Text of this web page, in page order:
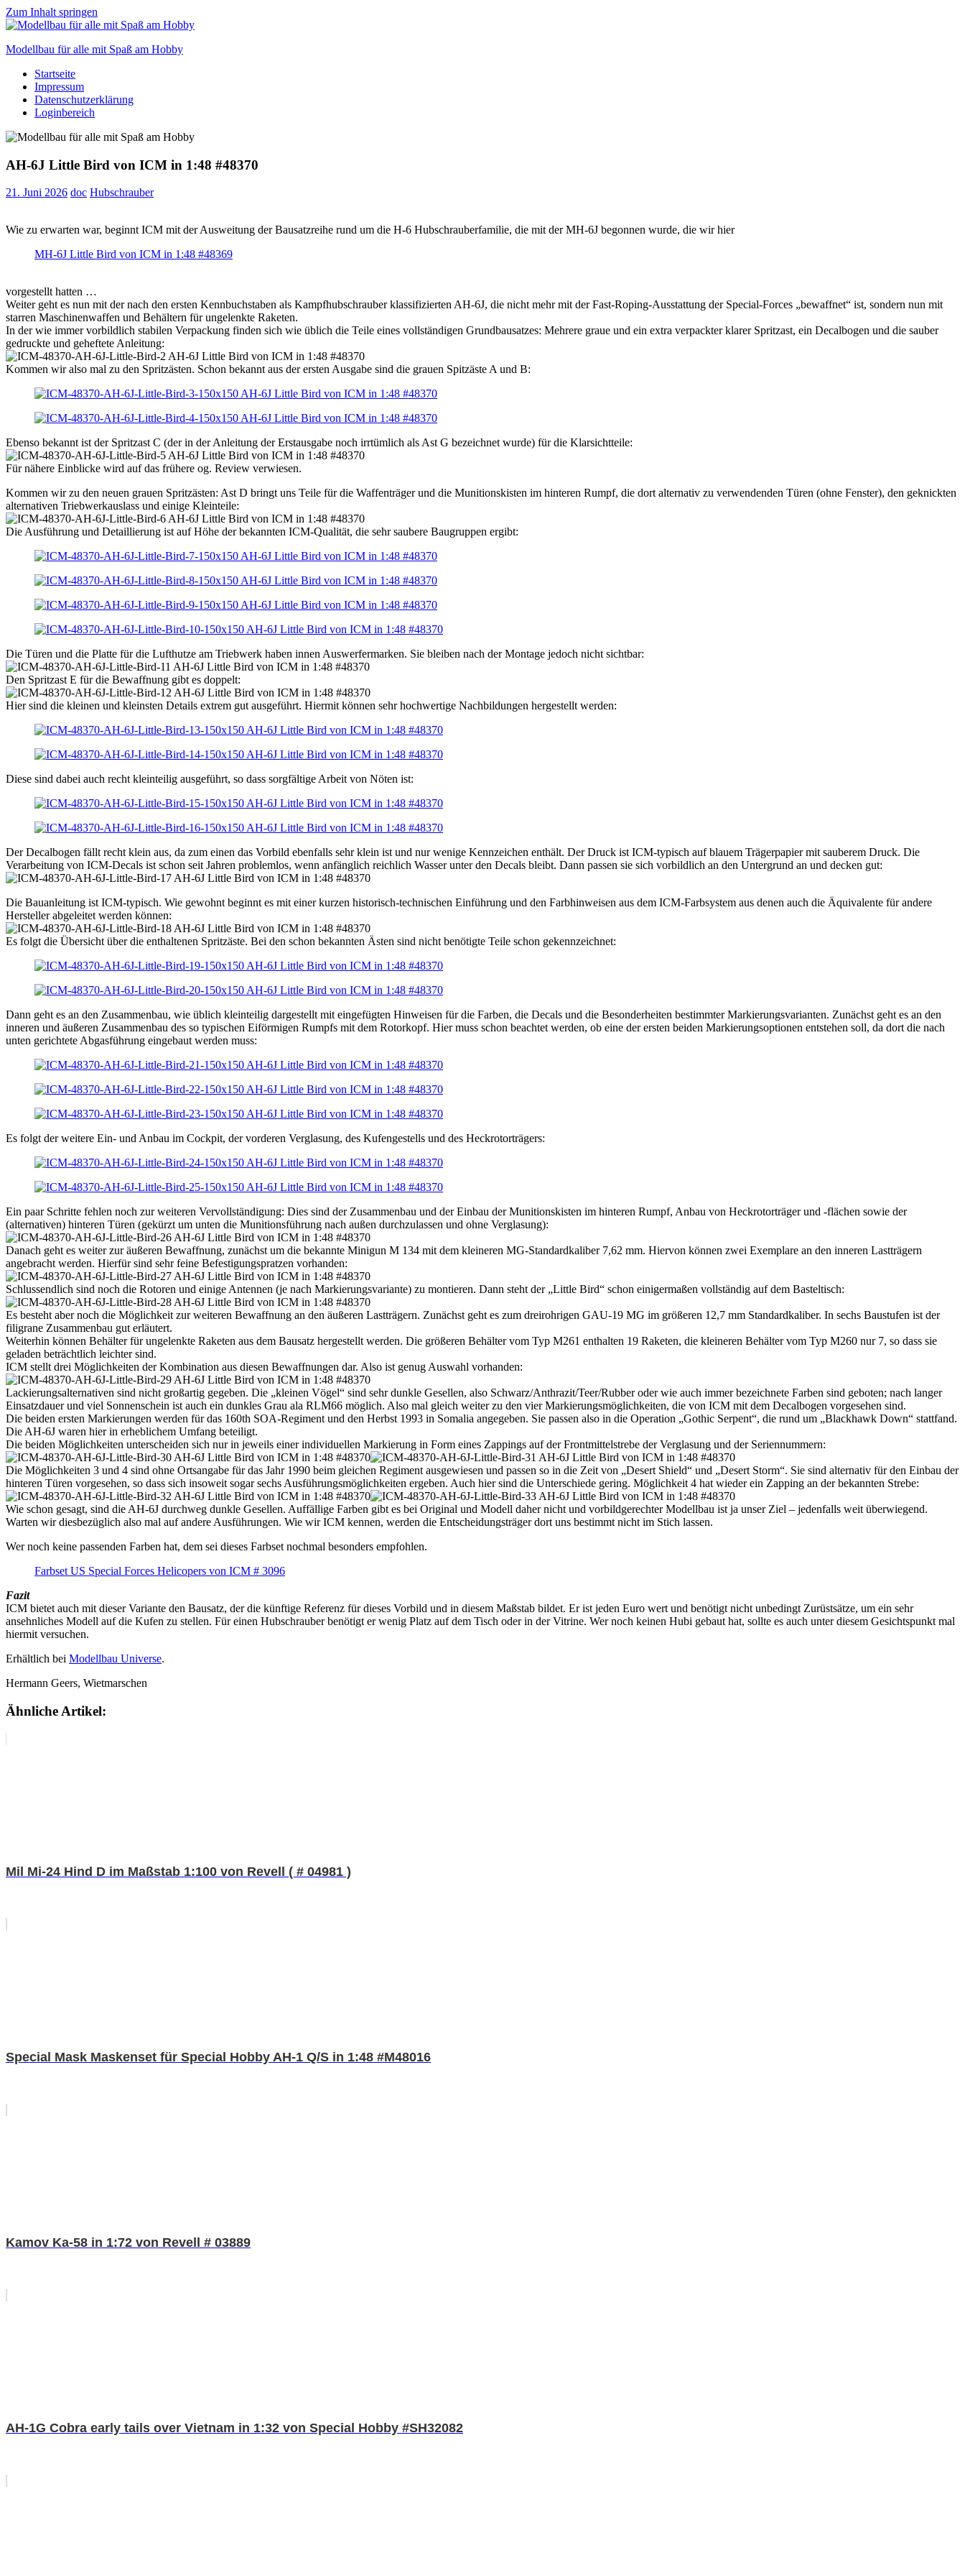
Zum Inhalt springen
Modellbau für alle mit Spaß am Hobby
Scale
modelling
to
Startseite
Impressum
Datenschutzerklärung
Loginbereich
AH-6J Little Bird von ICM in 1:48 #48370
21. Juni 2026 doc Hubschrauber
Wie zu erwarten war, beginnt ICM mit der Ausweitung der Bausatzreihe rund um die H-6 Hubschrauberfamilie, die mit der MH-6J begonnen wurde, die wir hier
MH-6J Little Bird von ICM in 1:48 #48369
vorgestellt hatten …
Weiter geht es nun mit der nach den ersten Kennbuchstaben als Kampfhubschrauber klassifizierten AH-6J, die nicht mehr mit der Fast-Roping-Ausstattung der Special-Forces „bewaffnet“ ist, sondern nun mit
starren Maschinenwaffen und Behältern für ungelenkte Raketen.
In der wie immer vorbildlich stabilen Verpackung finden sich wie üblich die Teile eines vollständigen Grundbausatzes: Mehrere graue und ein extra verpackter klarer Spritzast, ein Decalbogen und die sauber
gedruckte und geheftete Anleitung:
Kommen wir also mal zu den Spritzästen. Schon bekannt aus der ersten Ausgabe sind die grauen Spitzäste A und B:
Ebenso bekannt ist der Spritzast C (der in der Anleitung der Erstausgabe noch irrtümlich als Ast G bezeichnet wurde) für die Klarsichtteile:
Für nähere Einblicke wird auf das frühere og. Review verwiesen.
Kommen wir zu den neuen grauen Spritzästen: Ast D bringt uns Teile für die Waffenträger und die Munitionskisten im hinteren Rumpf, die dort alternativ zu verwendenden Türen (ohne Fenster), den geknickten
alternativen Triebwerkauslass und einige Kleinteile:
Die Ausführung und Detaillierung ist auf Höhe der bekannten ICM-Qualität, die sehr saubere Baugruppen ergibt:
Die Türen und die Platte für die Lufthutze am Triebwerk haben innen Auswerfermarken. Sie bleiben nach der Montage jedoch nicht sichtbar:
Den Spritzast E für die Bewaffnung gibt es doppelt:
Hier sind die kleinen und kleinsten Details extrem gut ausgeführt. Hiermit können sehr hochwertige Nachbildungen hergestellt werden:
Diese sind dabei auch recht kleinteilig ausgeführt, so dass sorgfältige Arbeit von Nöten ist:
Der Decalbogen fällt recht klein aus, da zum einen das Vorbild ebenfalls sehr klein ist und nur wenige Kennzeichen enthält. Der Druck ist ICM-typisch auf blauem Trägerpapier mit sauberem Druck. Die
Verarbeitung von ICM-Decals ist schon seit Jahren problemlos, wenn anfänglich reichlich Wasser unter den Decals bleibt. Dann passen sie sich vorbildlich an den Untergrund an und decken gut:
Die Bauanleitung ist ICM-typisch. Wie gewohnt beginnt es mit einer kurzen historisch-technischen Einführung und den Farbhinweisen aus dem ICM-Farbsystem aus denen auch die Äquivalente für andere
Hersteller abgeleitet werden können:
Es folgt die Übersicht über die enthaltenen Spritzäste. Bei den schon bekannten Ästen sind nicht benötigte Teile schon gekennzeichnet:
Dann geht es an den Zusammenbau, wie üblich kleinteilig dargestellt mit eingefügten Hinweisen für die Farben, die Decals und die Besonderheiten bestimmter Markierungsvarianten. Zunächst geht es an den
inneren und äußeren Zusammenbau des so typischen Eiförmigen Rumpfs mit dem Rotorkopf. Hier muss schon beachtet werden, ob eine der ersten beiden Markierungsoptionen entstehen soll, da dort die nach
unten gerichtete Abgasführung eingebaut werden muss:
Es folgt der weitere Ein- und Anbau im Cockpit, der vorderen Verglasung, des Kufengestells und des Heckrotorträgers:
Ein paar Schritte fehlen noch zur weiteren Vervollständigung: Dies sind der Zusammenbau und der Einbau der Munitionskisten im hinteren Rumpf, Anbau von Heckrotorträger und -flächen sowie der
(alternativen) hinteren Türen (gekürzt um unten die Munitionsführung nach außen durchzulassen und ohne Verglasung):
Danach geht es weiter zur äußeren Bewaffnung, zunächst um die bekannte Minigun M 134 mit dem kleineren MG-Standardkaliber 7,62 mm. Hiervon können zwei Exemplare an den inneren Lastträgern
angebracht werden. Hierfür sind sehr feine Befestigungspratzen vorhanden:
Schlussendlich sind noch die Rotoren und einige Antennen (je nach Markierungsvariante) zu montieren. Dann steht der „Little Bird“ schon einigermaßen vollständig auf dem Basteltisch:
Es besteht aber noch die Möglichkeit zur weiteren Bewaffnung an den äußeren Lastträgern. Zunächst geht es zum dreirohrigen GAU-19 MG im größeren 12,7 mm Standardkaliber. In sechs Baustufen ist der
filigrane Zusammenbau gut erläutert.
Weiterhin können Behälter für ungelenkte Raketen aus dem Bausatz hergestellt werden. Die größeren Behälter vom Typ M261 enthalten 19 Raketen, die kleineren Behälter vom Typ M260 nur 7, so dass sie
geladen beträchtlich leichter sind.
ICM stellt drei Möglichkeiten der Kombination aus diesen Bewaffnungen dar. Also ist genug Auswahl vorhanden:
Lackierungsalternativen sind nicht großartig gegeben. Die „kleinen Vögel“ sind sehr dunkle Gesellen, also Schwarz/Anthrazit/Teer/Rubber oder wie auch immer bezeichnete Farben sind geboten; nach langer
Einsatzdauer und viel Sonnenschein ist auch ein dunkles Grau ala RLM66 möglich. Also mal gleich weiter zu den vier Markierungsmöglichkeiten, die von ICM mit dem Decalbogen vorgesehen sind.
Die beiden ersten Markierungen werden für das 160th SOA-Regiment und den Herbst 1993 in Somalia angegeben. Sie passen also in die Operation „Gothic Serpent“, die rund um „Blackhawk Down“ stattfand.
Die AH-6J waren hier in erheblichem Umfang beteiligt.
Die beiden Möglichkeiten unterscheiden sich nur in jeweils einer individuellen Markierung in Form eines Zappings auf der Frontmittelstrebe der Verglasung und der Seriennummern:
Die Möglichkeiten 3 und 4 sind ohne Ortsangabe für das Jahr 1990 beim gleichen Regiment ausgewiesen und passen so in die Zeit von „Desert Shield“ und „Desert Storm“. Sie sind alternativ für den Einbau der
hinteren Türen vorgesehen, so dass sich insoweit sogar sechs Ausführungsmöglichkeiten ergeben. Auch hier sind die Unterschiede gering. Möglichkeit 4 hat wieder ein Zapping an der bekannten Strebe:
Wie schon gesagt, sind die AH-6J durchweg dunkle Gesellen. Auffällige Farben gibt es bei Original und Modell daher nicht und vorbildgerechter Modellbau ist ja unser Ziel – jedenfalls weit überwiegend.
Warten wir diesbezüglich also mal auf andere Ausführungen. Wie wir ICM kennen, werden die Entscheidungsträger dort uns bestimmt nicht im Stich lassen.
Wer noch keine passenden Farben hat, dem sei dieses Farbset nochmal besonders empfohlen.
Farbset US Special Forces Helicopers von ICM # 3096
Fazit
ICM bietet auch mit dieser Variante den Bausatz, der die künftige Referenz für dieses Vorbild und in diesem Maßstab bildet. Er ist jeden Euro wert und benötigt nicht unbedingt Zurüstsätze, um ein sehr
ansehnliches Modell auf die Kufen zu stellen. Für einen Hubschrauber benötigt er wenig Platz auf dem Tisch oder in der Vitrine. Wer noch keinen Hubi gebaut hat, sollte es auch unter diesem Gesichtspunkt mal
hiermit versuchen.
Erhältlich bei Modellbau Universe.
Hermann Geers, Wietmarschen
Ähnliche Artikel:
Mil Mi-24 Hind D im Maßstab 1:100 von Revell ( # 04981 )
Special Mask Maskenset für Special Hobby AH-1 Q/S in 1:48 #M48016
Kamov Ka-58 in 1:72 von Revell # 03889
AH-1G Cobra early tails over Vietnam in 1:32 von Special Hobby #SH32082